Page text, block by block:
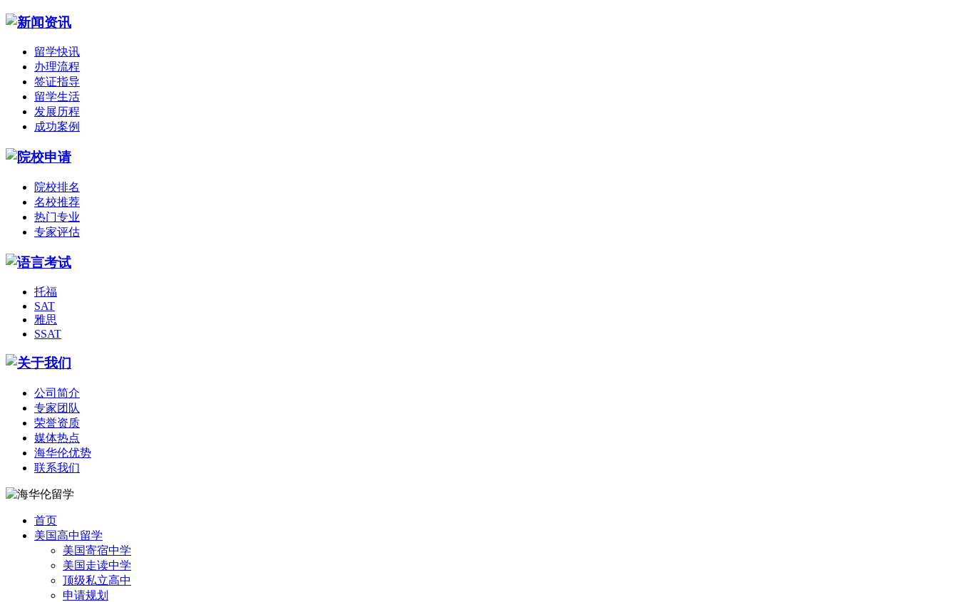
留学快讯
办理流程
签证指导
留学生活
发展历程
成功案例
院校排名
名校推荐
热门专业
专家评估
托福
SAT
雅思
SSAT
公司简介
专家团队
荣誉资质
媒体热点
海华伦优势
联系我们
首页
美国高中留学
美国寄宿中学
美国走读中学
顶级私立高中
申请规划